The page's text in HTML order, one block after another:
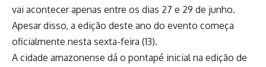
vai acontecer apenas entre os dias 27 e 29 de junho.
Apesar disso, a edição deste ano do evento começa
oficialmente nesta sexta-feira (13).
A cidade amazonense dá o pontapé inicial na edição de